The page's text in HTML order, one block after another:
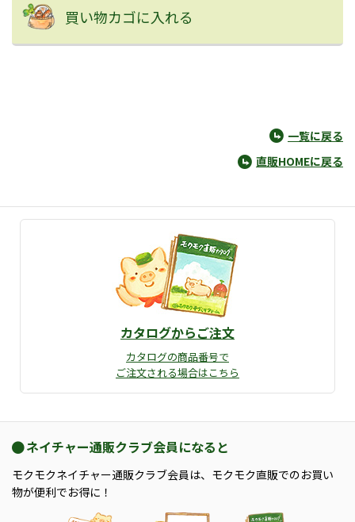
買い物カゴに入れる
一覧に戻る
直販HOMEに戻る
カタログからご注文
カタログの商品番号で
ご注文される場合はこちら
ネイチャー通販クラブ会員になると
モクモクネイチャー通販クラブ会員は、モクモク直販でのお買い
物が便利でお得に！